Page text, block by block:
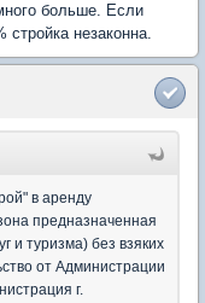
больше. Если
стройка незаконна.
в аренду
предназначенная
и туризма) без взяких
от Администрации
г.